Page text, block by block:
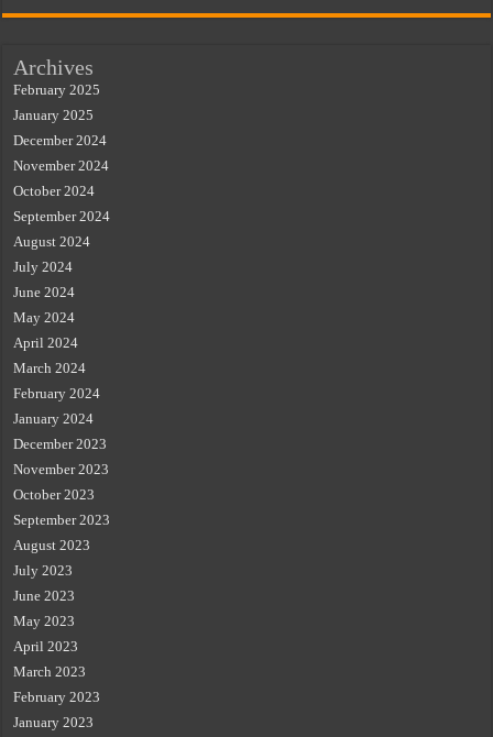
Archives
February 2025
January 2025
December 2024
November 2024
October 2024
September 2024
August 2024
July 2024
June 2024
May 2024
April 2024
March 2024
February 2024
January 2024
December 2023
November 2023
October 2023
September 2023
August 2023
July 2023
June 2023
May 2023
April 2023
March 2023
February 2023
January 2023